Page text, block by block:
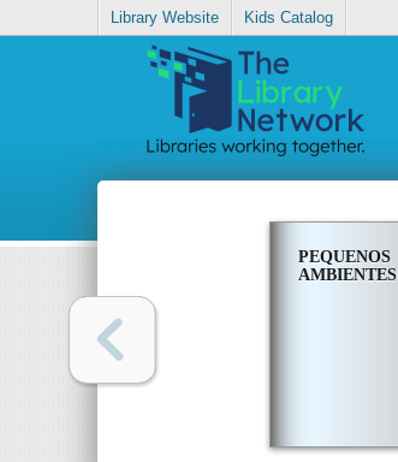
Library Website Kids Catalog
PEQUENOS
AMBIENTES